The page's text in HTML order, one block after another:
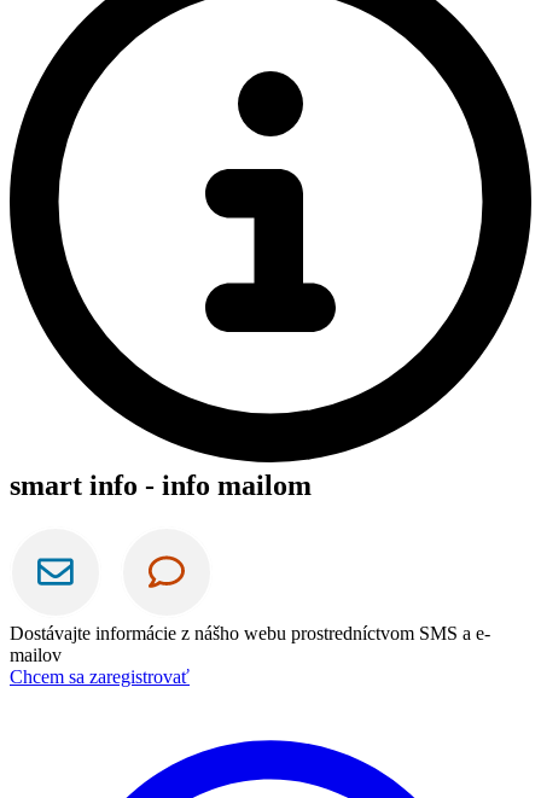
smart info - info mailom
Dostávajte informácie z nášho webu prostredníctvom SMS a e-
mailov
Chcem sa zaregistrovať